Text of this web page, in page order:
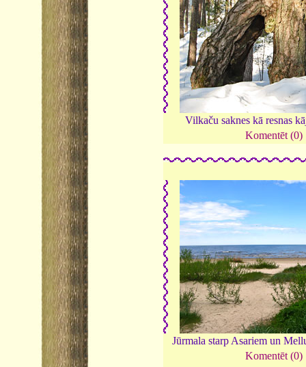
Vilkaču saknes kā resnas
Komentēt (0)
Jūrmala starp Asariem un
Komentēt (0)